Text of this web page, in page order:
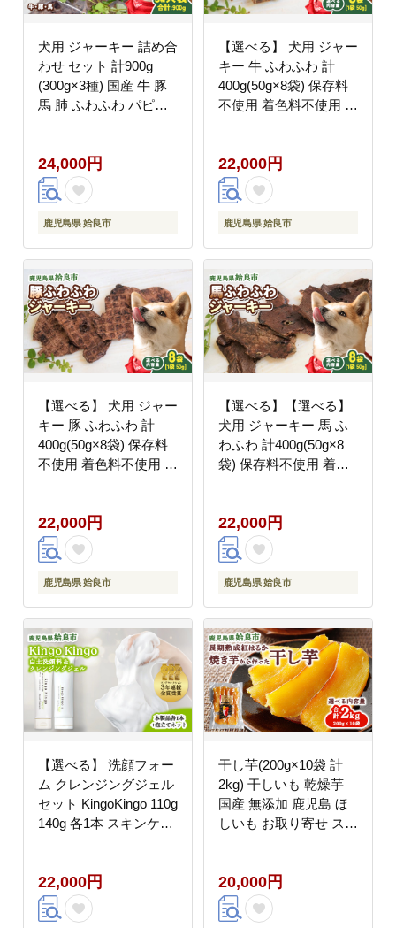
犬用 ジャーキー 詰め合
わせ セット 計900g
(300g×3種) 国産 牛 豚
馬 肺 ふわふわ パピー
ング (a882)
24,000円
鹿児島県 姶良市
【選べる】 犬用 ジャー
キー 牛 ふわふわ 計
400g(50g×8袋) 保存料
不使用 着色料不使用 牛
小型犬 中型犬 (a1051-
C)
22,000円
鹿児島県 姶良市
【選べる】 犬用 ジャー
キー 豚 ふわふわ 計
400g(50g×8袋) 保存料
不使用 着色料不使用 豚
小型犬 中型犬 (a1052-
C)
22,000円
鹿児島県 姶良市
【選べる】【選べる】
犬用 ジャーキー 馬 ふ
わふわ 計400g(50g×8
袋) 保存料不使用 着色
シニア犬 小型犬 中型犬
(a1053-C)
22,000円
鹿児島県 姶良市
【選べる】 洗顔フォー
ム クレンジングジェル
セット KingoKingo 110g
140g 各1本 スキンケア
22,000円
干し芋(200g×10袋 計
2kg) 干しいも 乾燥芋
国産 無添加 鹿児島 ほ
しいも お取り寄せ スイ
20,000円